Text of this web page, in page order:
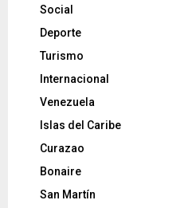
Social
Deporte
Turismo
Internacional
Venezuela
Islas del Caribe
Curazao
Bonaire
San Martín